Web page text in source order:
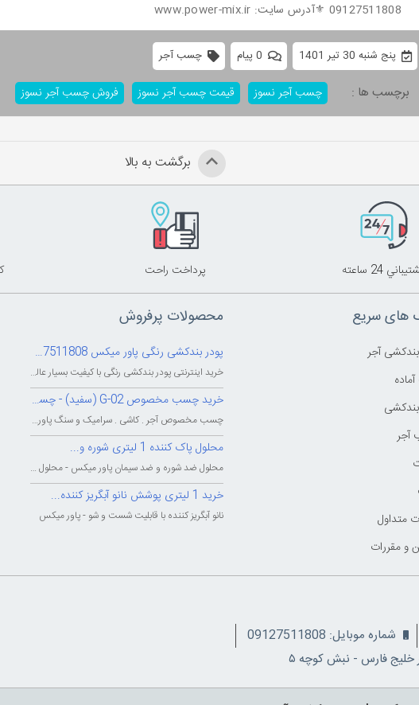
09127511808 ⚜️آدرس سایت: www.power-mix.ir
پنج شنبه 30 تیر 1401 0 پیام چسب آجر
برچسب ها : چسب آجر نسوز قیمت چسب آجر نسوز فروش چسب آجر نسوز
برگشت به بالا
24 ساعته پرداخت راحت
های سریع
آجر
متداول
و مقررات
محصولات پرفروش
پودر بندکشی رنگی پاور میکس 09127511808
خرید اینترنتی پودر بندکشی رنگی با کیفیت بسیار عالی - شرکت بزرگ پاور میکس...
خرید چسب مخصوص G-02 (سفید) - چسب...
چسب مخصوص آجر . کاشی . سرامیک و سنگ پاور میکس - چسب پودری پاورمیکس - چسب...
محلول پاک کننده 1 لیتری شوره و...
محلول ضد شوره و ضد سیمان پاور میکس - محلول پاک کننده و شوینده شوره و سیمان...
خرید 1 لیتری پوشش نانو آبگریز کننده...
نانو آبگریز کننده با قابلیت شست و شو - پاور میکس
شماره موبایل: 09127511808